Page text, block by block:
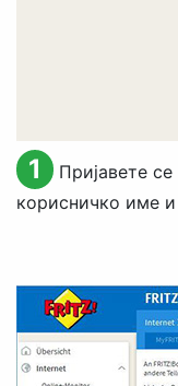
1
Пријавете
корисничко име и